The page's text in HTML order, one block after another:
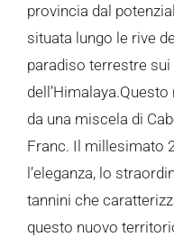
provincia dal
situata lungo le rive
paradiso terrestre
da una miscela di
Franc. Il millesimato
l’eleganza, lo
tannini che
questo nuovo